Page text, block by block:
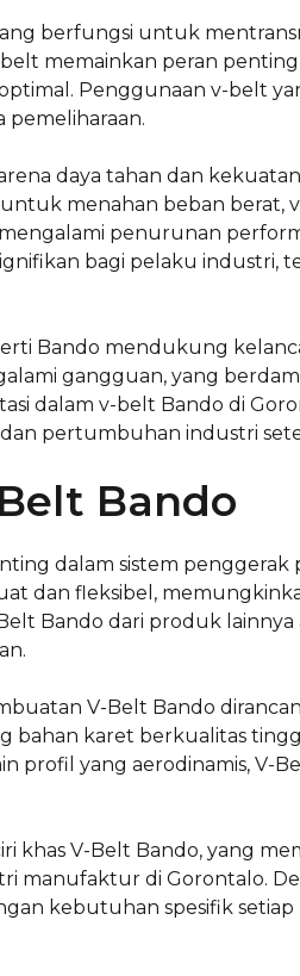
berfungsi untuk
memainkan peran
Penggunaan v-belt
pemeliharaan.
daya tahan dan
menahan beban berat,
penurunan
bagi pelaku industri,
Bando mendukung
gangguan, yang
dalam v-belt Bando di
pertumbuhan industri
Bando
dalam sistem penggerak
dan fleksibel,
Bando dari produk
V-Belt Bando
bahan karet berkualitas
profil yang aerodinamis, V-
khas V-Belt Bando, yang
manufaktur di Gorontalo.
kebutuhan spesifik setiap